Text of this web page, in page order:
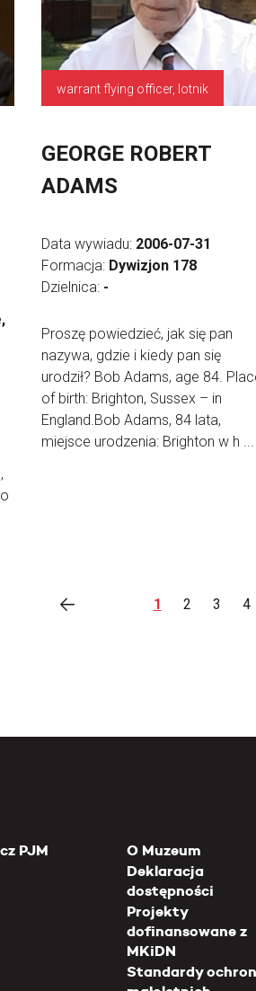
warrant flying officer, lotnik
GEORGE ROBERT
ADAMS
Data wywiadu: 2006-07-31
Formacja: Dywizjon 178
Dzielnica: -
Proszę powiedzieć, jak się pan
nazywa, gdzie i kiedy pan się
urodził? Bob Adams, age 84.
of birth: Brighton, Sussex – in
England.Bob Adams, 84 lata,
miejsce urodzenia: Brighton w h ...
1 2 3 4
PJM
O Muzeum
Deklaracja
dostępności
Projekty
dofinansowane z
MKiDN
Standardy